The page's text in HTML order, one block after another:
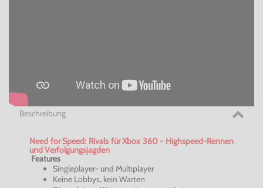
Beschreibung
Need for Speed: Rivals für Xbox 360 - Highspeed-Rennen
und Verfolgungsjagden
Features
Singleplayer- und Multiplayer
Keine Lobbys, kein Warten